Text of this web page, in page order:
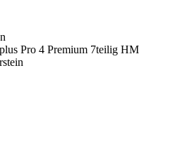
Pro 4 Premium 7teilig HM